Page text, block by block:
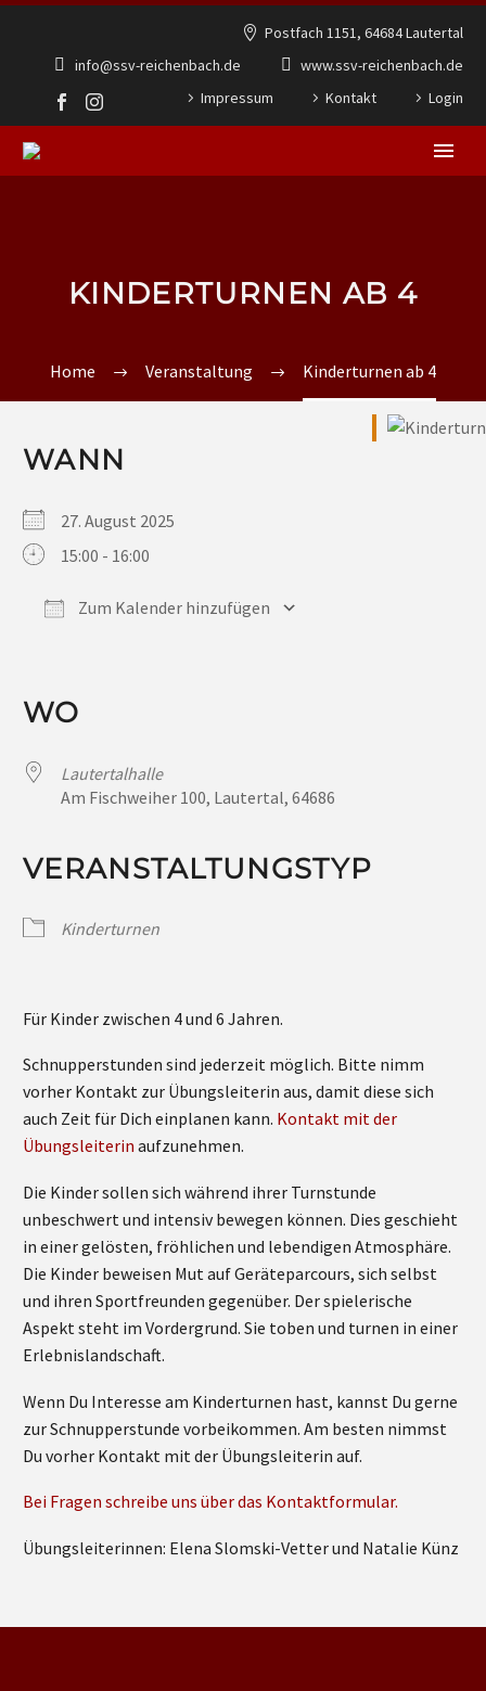
Postfach 1151, 64684 Lautertal
info@ssv-reichenbach.de
www.ssv-reichenbach.de
Impressum
Kontakt Login
KINDERTURNEN AB 4
Home Veranstaltung Kinderturnen ab 4
WANN
27. August 2025
15:00 - 16:00
Zum Kalender hinzufügen
WO
Lautertalhalle
Am Fischweiher 100, Lautertal, 64686
VERANSTALTUNGSTYP
Kinderturnen
Für Kinder zwischen 4 und 6 Jahren.
Schnupperstunden sind jederzeit möglich. Bitte nimm
vorher Kontakt zur Übungsleiterin aus, damit diese sich
auch Zeit für Dich einplanen kann. Kontakt mit der
Übungsleiterin aufzunehmen.
Die Kinder sollen sich während ihrer Turnstunde
unbeschwert und intensiv bewegen können. Dies geschieht
in einer gelösten, fröhlichen und lebendigen Atmosphäre.
Die Kinder beweisen Mut auf Geräteparcours, sich selbst
und ihren Sportfreunden gegenüber. Der spielerische
Aspekt steht im Vordergrund. Sie toben und turnen in einer
Erlebnislandschaft.
Wenn Du Interesse am Kinderturnen hast, kannst Du gerne
zur Schnupperstunde vorbeikommen. Am besten nimmst
Du vorher Kontakt mit der Übungsleiterin auf.
Bei Fragen schreibe uns über das Kontaktformular.
Übungsleiterinnen: Elena Slomski-Vetter und Natalie Künz